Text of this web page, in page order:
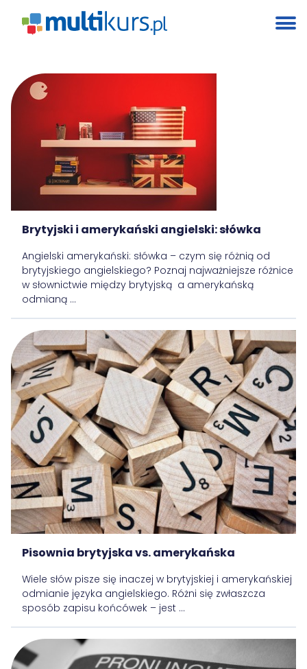
Brytyjski i amerykański angielski: słówka
Angielski amerykański: słówka – czym się różnią od
brytyjskiego angielskiego? Poznaj najważniejsze różnice
w słownictwie między brytyjską a amerykańską
odmianą ...
Pisownia brytyjska vs. amerykańska
Wiele słów pisze się inaczej w brytyjskiej i amerykańskiej
odmianie języka angielskiego. Różni się zwłaszcza
sposób zapisu końcówek – jest ...